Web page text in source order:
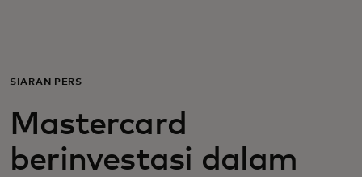
Untuk bisnis
Untuk dunia
SIARAN PERS
Mastercard
berinvestasi dalam